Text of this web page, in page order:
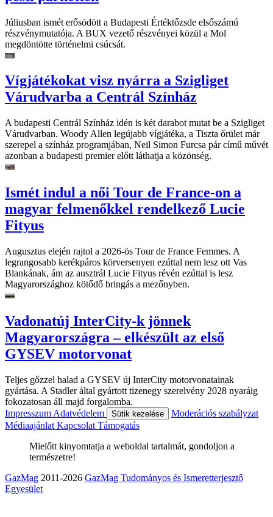
Júliusban ismét erősödött a Budapesti Értéktőzsde elsőszámú
részvénymutatója. A BUX vezető részvényei közül a Mol
megdöntötte történelmi csúcsát.
Vígjátékokat visz nyárra a Szigliget
Várudvarba a Centrál Színház
A budapesti Centrál Színház idén is két darabot mutat be a Szigliget
Várudvarban. Woody Allen legújabb vígjátéka, a Tiszta őrület már
szerepel a színház programjában, Neil Simon Furcsa pár című művét
azonban a budapesti premier előtt láthatja a közönség.
Ismét indul a női Tour de France-on a
magyar felmenőkkel rendelkező Lucie
Fityus
Augusztus elején rajtol a 2026-ös Tour de France Femmes. A
legrangosabb kerékpáros körversenyen ezúttal nem lesz ott Vas
Blankának, ám az ausztrál Lucie Fityus révén ezúttal is lesz
Magyarországhoz kötődő bringás a mezőnyben.
Vadonatúj InterCity-k jönnek
Magyarországra – elkészült az első
GYSEV motorvonat
Teljes gőzzel halad a GYSEV új InterCity motorvonatainak
gyártása. A Stadler által gyártott tizenegy szerelvény 2028 nyaráig
fokozatosan áll majd forgalomba.
Impresszum Adatvédelem Sütik kezelése
Moderációs szabályzat
Médiaajánlat Kapcsolat Támogatás
Mielőtt kinyomtatja a weboldal tartalmát, gondoljon a
természetre!
GazMag 2011-2026 GazMag Tudományos és Ismeretterjesztő
Egyesület